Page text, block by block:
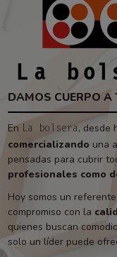
DAMOS CUERPO A
En La bolsera, desde
comercializando una
pensadas para cubrir
profesionales como
Hoy somos un
compromiso con la
quienes buscan
solo un líder puede